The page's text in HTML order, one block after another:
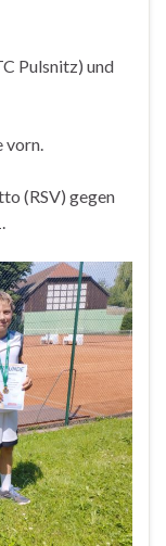
Pulsnitz) und
vorn.
(RSV) gegen